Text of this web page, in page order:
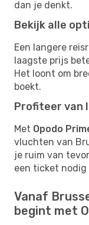
dan je denkt.
Bekijk alle
Een langere
laagste prijs
Het loont om
boekt.
Profiteer van
Met Opodo
vluchten van
je ruim van
een ticket nodig
Vanaf
begint met